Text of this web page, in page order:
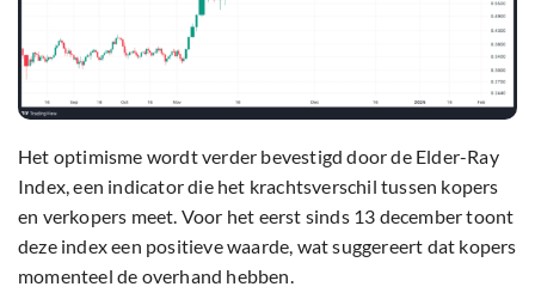
Het optimisme wordt verder bevestigd door de Elder-Ray
Index, een indicator die het krachtsverschil tussen kopers
en verkopers meet. Voor het eerst sinds 13 december toont
deze index een positieve waarde, wat suggereert dat kopers
momenteel de overhand hebben.